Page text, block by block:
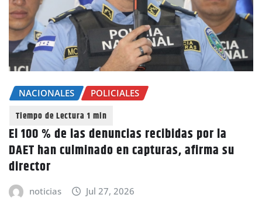
NACIONALES POLICIALES
El 100 % de las denuncias recibidas por la
DAET han culminado en capturas, afirma su
director
noticias Jul 27, 2026